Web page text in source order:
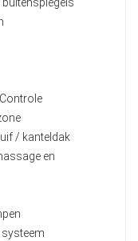
/ kanteldak
en